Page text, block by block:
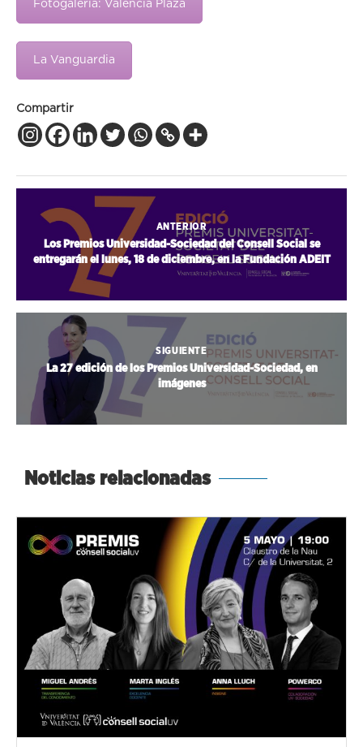
Fotogalería: Valencia Plaza
La Vanguardia
Compartir
ANTERIOR
Los Premios Universidad-Sociedad del Consell Social se
entregarán el lunes, 18 de diciembre, en la Fundación ADEIT
SIGUIENTE
La 27 edición de los Premios Universidad-Sociedad, en
imágenes
Noticias relacionadas